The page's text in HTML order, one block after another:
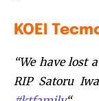
KOEI
“We have lost
RIP Satoru